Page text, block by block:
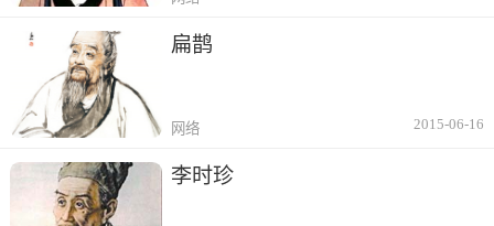
扁鹊
网络 2015-06-16
李时珍